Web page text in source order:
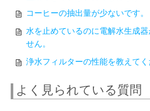
コーヒーの抽出量が少ないです。
水を止めているのに電解水生成
せん。
浄水フィルターの性能を教えてく
よく見られている質問